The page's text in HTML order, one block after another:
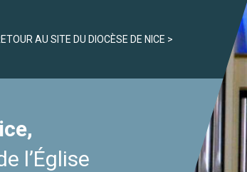
AU SITE DU DIOCÈSE DE NICE
l’Église